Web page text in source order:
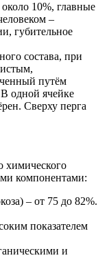
10%, главные
–
губительное
состава, при
путём
одной ячейке
Сверху перга
химического
компонентами:
– от 75 до 82%.
показателем
и